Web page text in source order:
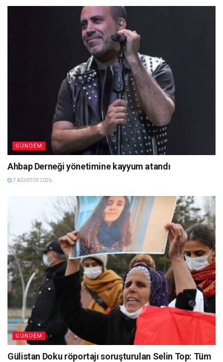
GÜNDEM
Ahbap Derneği yönetimine kayyum atandı
7 AĞUSTOS 2026
GÜNDEM
Gülistan Doku röportajı soruşturulan Selin Top: Tüm